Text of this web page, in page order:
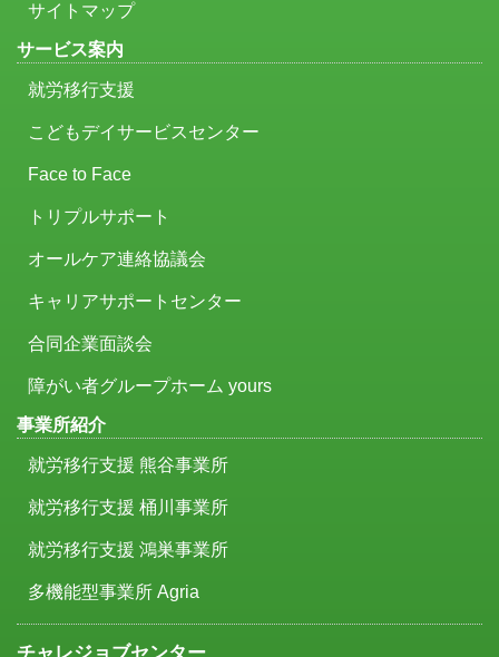
サイトマップ
サービス案内
就労移行支援
こどもデイサービスセンター
Face to Face
トリプルサポート
オールケア連絡協議会
キャリアサポートセンター
合同企業面談会
障がい者グループホーム yours
事業所紹介
就労移行支援 熊谷事業所
就労移行支援 桶川事業所
就労移行支援 鴻巣事業所
多機能型事業所 Agria